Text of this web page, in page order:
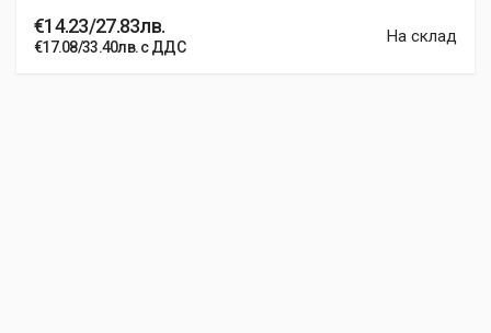
€14.23/27.83лв.
€17.08/33.40лв. с ДДС
На склад